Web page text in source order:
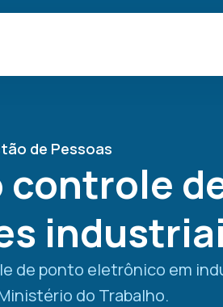
de Pessoas
de ponto eletrônico em
do Trabalho.